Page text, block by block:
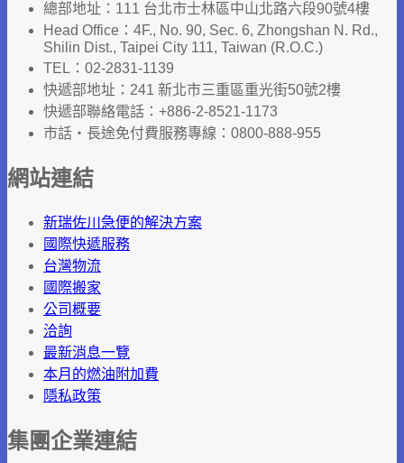
總部地址：111 台北市士林區中山北路六段90號4樓
Head Office：4F., No. 90, Sec. 6, Zhongshan N. Rd.,
Shilin Dist., Taipei City 111, Taiwan (R.O.C.)
TEL：02-2831-1139
快遞部地址：241 新北市三重區重光街50號2樓
快遞部聯絡電話：+886-2-8521-1173
市話‧長途免付費服務專線：0800-888-955
網站連結
新瑞佐川急便的解決方案
國際快遞服務
台灣物流
國際搬家
公司概要
洽詢
最新消息一覽
本月的燃油附加費
隱私政策
集團企業連結